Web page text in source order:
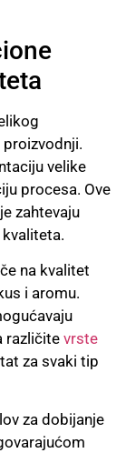
velike
procesa. Ove
zahtevaju
na kvalitet
i aromu.
različite vrste
za svaki tip
za dobijanje